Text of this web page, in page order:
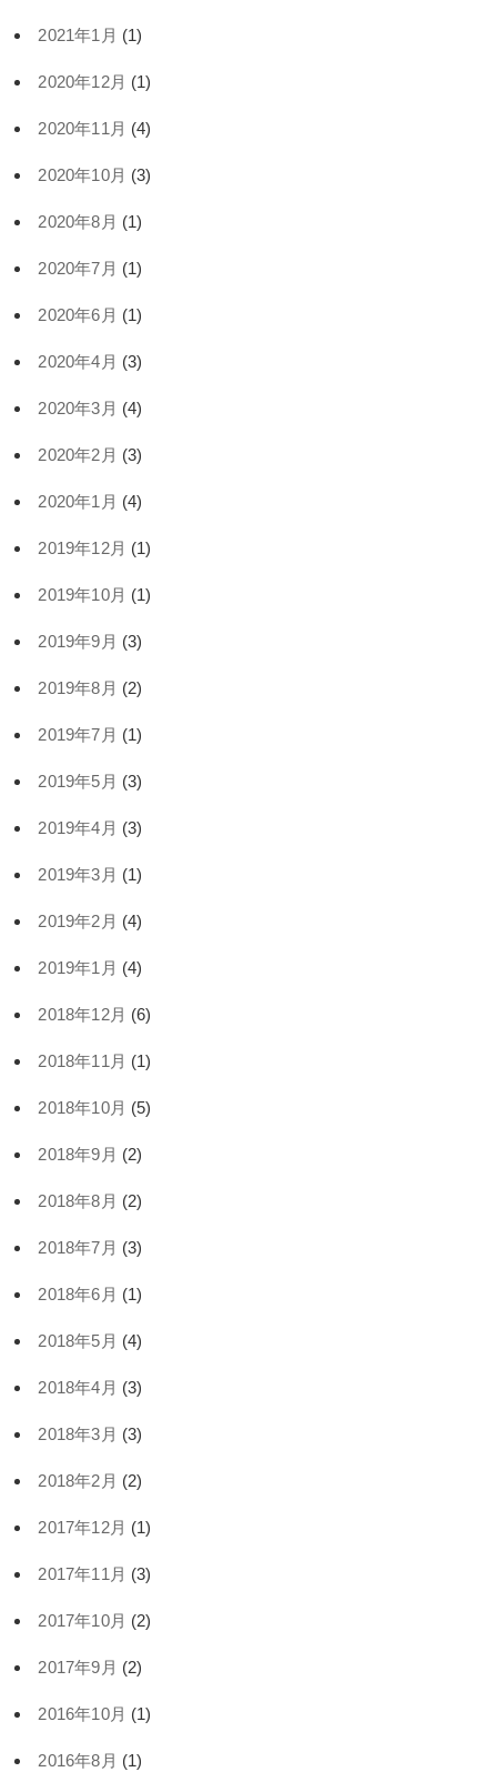
2021年1月 (1)
2020年12月 (1)
2020年11月 (4)
2020年10月 (3)
2020年8月 (1)
2020年7月 (1)
2020年6月 (1)
2020年4月 (3)
2020年3月 (4)
2020年2月 (3)
2020年1月 (4)
2019年12月 (1)
2019年10月 (1)
2019年9月 (3)
2019年8月 (2)
2019年7月 (1)
2019年5月 (3)
2019年4月 (3)
2019年3月 (1)
2019年2月 (4)
2019年1月 (4)
2018年12月 (6)
2018年11月 (1)
2018年10月 (5)
2018年9月 (2)
2018年8月 (2)
2018年7月 (3)
2018年6月 (1)
2018年5月 (4)
2018年4月 (3)
2018年3月 (3)
2018年2月 (2)
2017年12月 (1)
2017年11月 (3)
2017年10月 (2)
2017年9月 (2)
2016年10月 (1)
2016年8月 (1)